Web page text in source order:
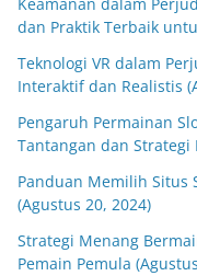
dan Praktik Terbaik
Teknologi VR dalam
Interaktif dan Realistis
Pengaruh Permainan
Tantangan dan Strategi
Panduan Memilih Situs
(Agustus 20, 2024)
Strategi Menang
Pemain Pemula